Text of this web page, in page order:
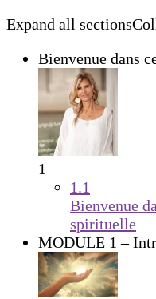
Expand all sections
Bienvenue dans
1
1.1
Bienvenue
spirituelle
MODULE 1 –